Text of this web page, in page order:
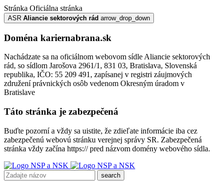
Stránka Oficiálna stránka
ASR Aliancie sektorových rád arrow_drop_down
Doména kariernabrana.sk
Nachádzate sa na oficiálnom webovom sídle Aliancie sektorových
rád, so sídlom Jarošova 2961/1, 831 03, Bratislava, Slovenská
republika, IČO: 55 209 491, zapísanej v registri záujmových
združení právnických osôb vedenom Okresným úradom v
Bratislave
Táto stránka je zabezpečená
Buďte pozorní a vždy sa uistite, že zdieľate informácie iba cez
zabezpečenú webovú stránku verejnej správy SR. Zabezpečená
stránka vždy začína https:// pred názvom domény webového sídla.
search